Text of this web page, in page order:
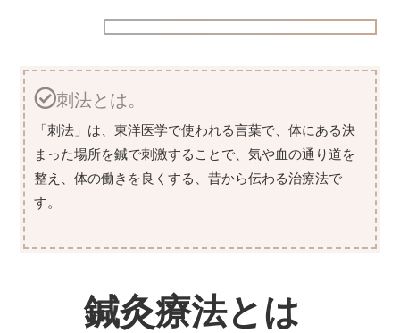
刺法とは。
「刺法」は、東洋医学で使われる言葉で、体にある決
まった場所を鍼で刺激することで、気や血の通り道を
整え、体の働きを良くする、昔から伝わる治療法で
す。
鍼灸療法とは